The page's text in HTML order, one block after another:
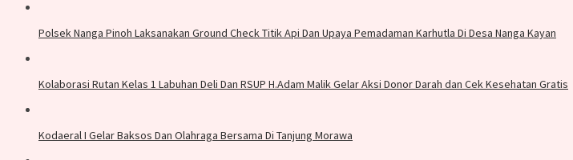
Polsek Nanga Pinoh Laksanakan Ground Check Titik Api Dan Upaya Pemadaman Karhutla Di Desa Nanga Kayan
Kolaborasi Rutan Kelas 1 Labuhan Deli Dan RSUP H.Adam Malik Gelar Aksi Donor Darah dan Cek Kesehatan Gratis
Kodaeral I Gelar Baksos Dan Olahraga Bersama Di Tanjung Morawa